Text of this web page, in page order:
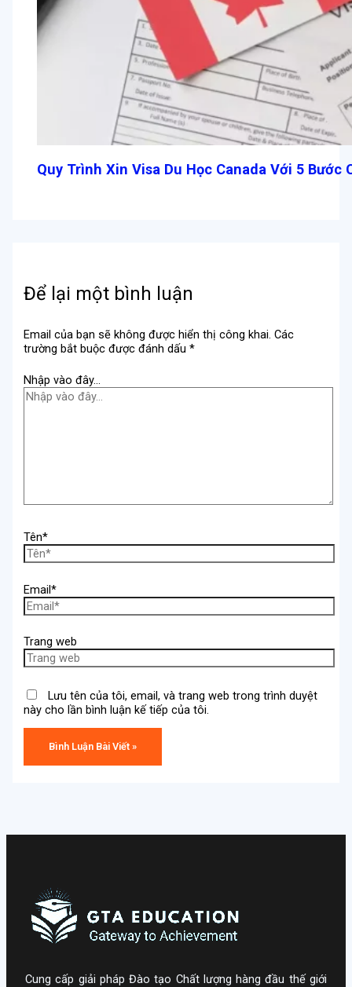
Quy Trình Xin Visa Du Học Canada Với 5 Bước
Để lại một bình luận
Email của bạn sẽ không được hiển thị công khai. Các
trường bắt buộc được đánh dấu*
Nhập vào đây...
Tên*
Email*
Trang web
Lưu tên của tôi, email, và trang web trong trình duyệt
này cho lần bình luận kế tiếp của tôi.
Cung cấp giải pháp Đào tạo Chất lượng hàng đầu thế giới